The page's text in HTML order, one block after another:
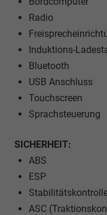
Radio
Induktions-
Bluetooth
USB Anschluss
Touchscreen
Sprachsteuerung
SICHERHEIT:
ABS
ESP
ASC